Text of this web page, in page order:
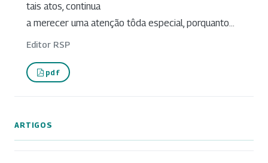
tais atos, continua
a merecer uma atenção tôda especial, porquanto...
Editor RSP
pdf
ARTIGOS